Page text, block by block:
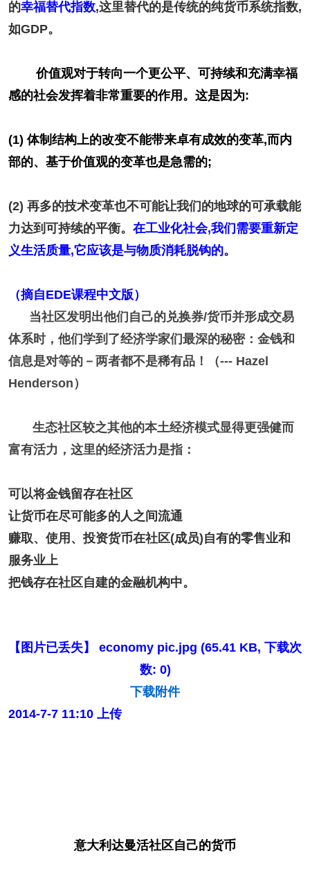
的幸福替代指数,这里替代的是传统的纯货币系统指数,
如GDP。
价值观对于转向一个更公平、可持续和充满幸福
感的社会发挥着非常重要的作用。这是因为:
(1) 体制结构上的改变不能带来卓有成效的变革,而内
部的、基于价值观的变革也是急需的;
(2) 再多的技术变革也不可能让我们的地球的可承载能
力达到可持续的平衡。 在工业化社会,我们需要重新定
义生活质量,它应该是与物质消耗脱钩的。
（摘自EDE课程中文版）
当社区发明出他们自己的兑换券/货币并形成交易
体系时，他们学到了经济学家们最深的秘密：金钱和
信息是对等的－两者都不是稀有品！（--- Hazel
Henderson）
生态社区较之其他的本土经济模式显得更强健而
富有活力，这里的经济活力是指：
可以将金钱留存在社区
让货币在尽可能多的人之间流通
赚取、使用、投资货币在社区(成员)自有的零售业和
服务业上
把钱存在社区自建的金融机构中。
【图片已丢失】 economy pic.jpg (65.41 KB, 下载次
数: 0)
下载附件
2014-7-7 11:10 上传
意大利达曼活社区自己的货币